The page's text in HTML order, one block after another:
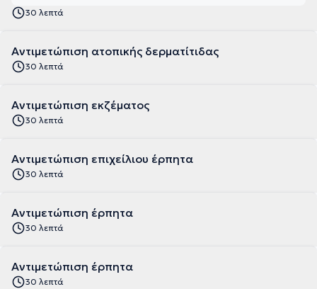
30 λεπτά
Αντιμετώπιση ατοπικής δερματίτιδας
30 λεπτά
Αντιμετώπιση εκζέματος
30 λεπτά
Αντιμετώπιση επιχείλιου έρπητα
30 λεπτά
Αντιμετώπιση έρπητα
30 λεπτά
Αντιμετώπιση έρπητα
30 λεπτά